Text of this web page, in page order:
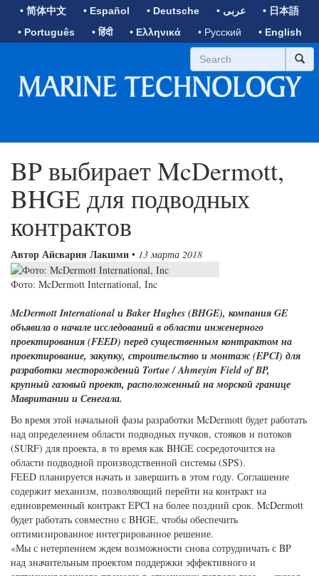
• 简体中文 • Español • Deutsche • عربى
• 日本語
• Português
• हिंदी • Ελληνικά • Русский • English
BP выбирает McDermott,
BHGE для подводных
контрактов
Автор Айсвария Лакшми • 13 марта 2018
Фото: McDermott International, Inc
McDermott International и Baker Hughes (BHGE), компания GE
объявила о начале исследований в области инженерного
проектирования (FEED) перед существенным контрактом на
проектирование, закупку, строительство и монтаж (EPCI) для
разработки месторождений Tortue / Ahmeyim Field of BP,
крупный газовый проект, расположенный на морской границе
Мавритании и Сенегала.
Во время этой начальной фазы разработки McDermott будет работать
над определением области подводных пучков, стояков и потоков
(SURF) для проекта, в то время как BHGE сосредоточится на
области подводной производственной системы (SPS).
FEED планируется начать и завершить в этом году. Соглашение
содержит механизм, позволяющий перейти на контракт на
единовременный контракт EPCI на более поздний срок. McDermott
будет работать совместно с BHGE, чтобы обеспечить
оптимизированное интегрированное решение.
«Мы с нетерпением ждем возможности снова сотрудничать с BP
над значительным проектом поддержки эффективного и